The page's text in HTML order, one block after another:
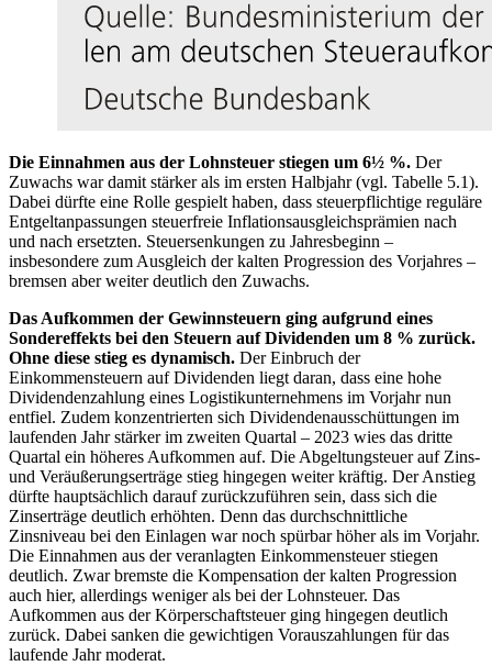
Die Einnahmen aus der Lohnsteuer stiegen um 6½ %. Der
Zuwachs war damit stärker als im ersten Halbjahr(vgl. Tabelle 5.1).
Dabei dürfte eine Rolle gespielt haben, dass steuerpflichtige reguläre
Entgeltanpassungen steuerfreie Inflationsausgleichsprämien nach
und nach ersetzten. Steuersenkungen zu Jahresbeginn ‒
insbesondere zum Ausgleich der kalten Progression des Vorjahres ‒
bremsen aber weiter deutlich den Zuwachs.
Das Aufkommen der Gewinnsteuern ging aufgrund eines
Sondereffekts bei den Steuern auf Dividenden um 8 % zurück.
Ohne diese stieg es dynamisch. Der Einbruch der
Einkommensteuern auf Dividenden liegt daran, dass eine hohe
Dividendenzahlung eines Logistikunternehmens im Vorjahr nun
entfiel. Zudem konzentrierten sich Dividendenausschüttungen im
laufenden Jahr stärker im zweiten Quartal ‒ 2023 wies das dritte
Quartal ein höheres Aufkommen auf. Die Abgeltungsteuer auf Zins-
und Veräußerungserträge stieg hingegen weiter kräftig. Der Anstieg
dürfte hauptsächlich darauf zurückzuführen sein, dass sich die
Zinserträge deutlich erhöhten. Denn das durchschnittliche
Zinsniveau bei den Einlagen war noch spürbar höher als im Vorjahr.
Die Einnahmen aus der veranlagten Einkommensteuer stiegen
deutlich. Zwar bremste die Kompensation der kalten Progression
auch hier, allerdings weniger als bei der Lohnsteuer. Das
Aufkommen aus der Körperschaftsteuer ging hingegen deutlich
zurück. Dabei sanken die gewichtigen Vorauszahlungen für das
laufende Jahr moderat.